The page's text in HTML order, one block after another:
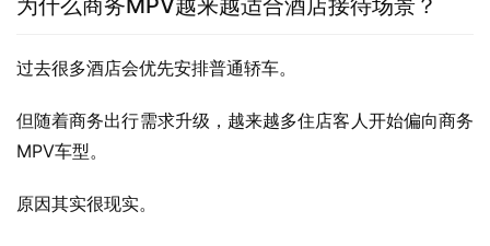
为什么商务MPV越来越适合酒店接待场景？
过去很多酒店会优先安排普通轿车。
但随着商务出行需求升级，越来越多住店客人开始偏向商务
MPV车型。
原因其实很现实。